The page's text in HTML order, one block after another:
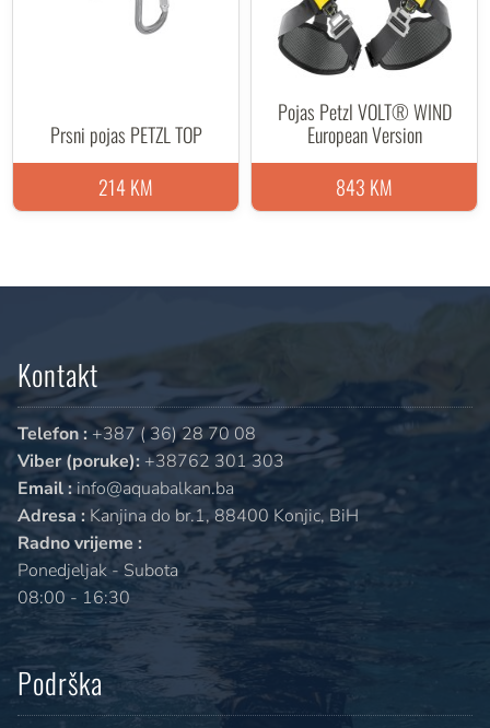
Prsni pojas PETZL TOP
214 KM
Pojas Petzl VOLT® WIND
European Version
843 KM
Kontakt
Telefon : +387 ( 36) 28 70 08
Viber (poruke): +38762 301 303
Email :info@aquabalkan.ba
Adresa : Kanjina do br.1, 88400 Konjic, BiH
Radno vrijeme :
Ponedjeljak - Subota
08:00 - 16:30
Podrška